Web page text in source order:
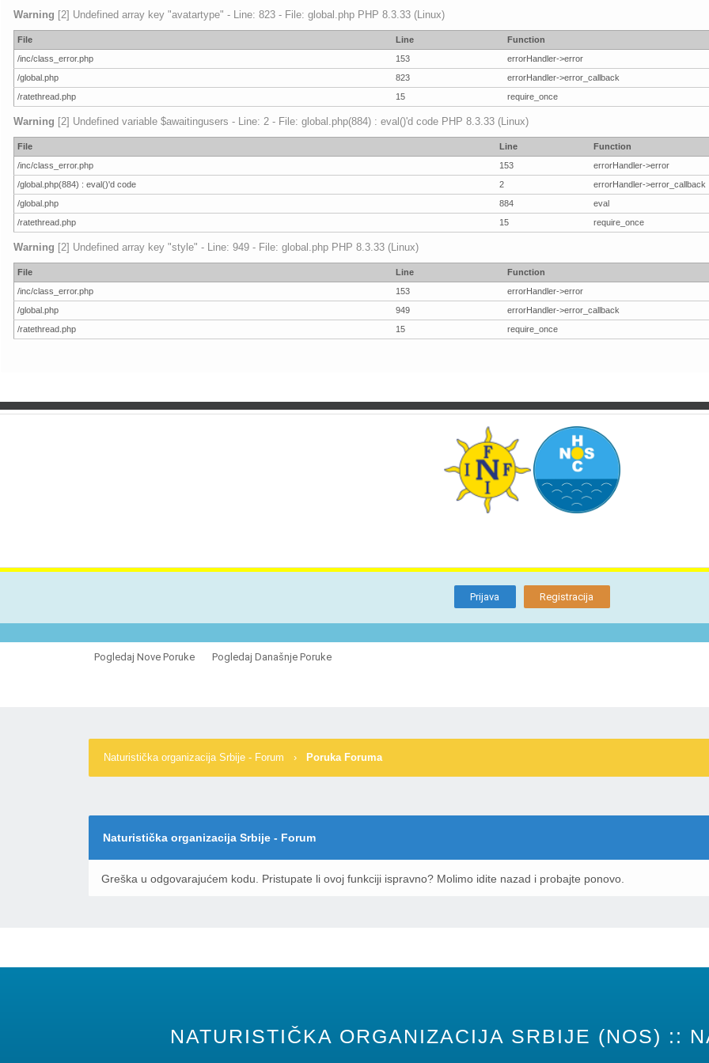
Warning [2] Undefined array key "avatartype" - Line: 823 - File: global.php PHP 8.3.33 (Linux)
File Line
Function
/inc/class_error.php
153
errorHandler->error
/global.php
823
errorHandler->error_callback
/ratethread.php
15 require_once
Warning [2] Undefined variable $awaitingusers - Line: 2 - File: global.php(884) : eval()'d code PHP 8.3.33 (Linux)
File Line
Function
/inc/class_error.php
153
errorHandler->error
/global.php(884) : eval()'d code
2
errorHandler->error_callback
/global.php
884
eval
/ratethread.php
15 require_once
Warning [2] Undefined array key "style" - Line: 949 - File: global.php PHP 8.3.33 (Linux)
File Line
Function
/inc/class_error.php
153
errorHandler->error
/global.php
949
errorHandler->error_callback
/ratethread.php
15 require_once
Prijava Registracija
Pogledaj Nove Poruke
Pogledaj Današnje Poruke
Naturistička organizacija Srbije - Forum › Poruka Foruma
Naturistička organizacija Srbije - Forum
Greška u odgovarajućem kodu. Pristupate li ovoj funkciji ispravno? Molimo idite nazad i probajte ponovo.
NATURISTIČKA ORGANIZACIJA SRBIJE (NOS) ::